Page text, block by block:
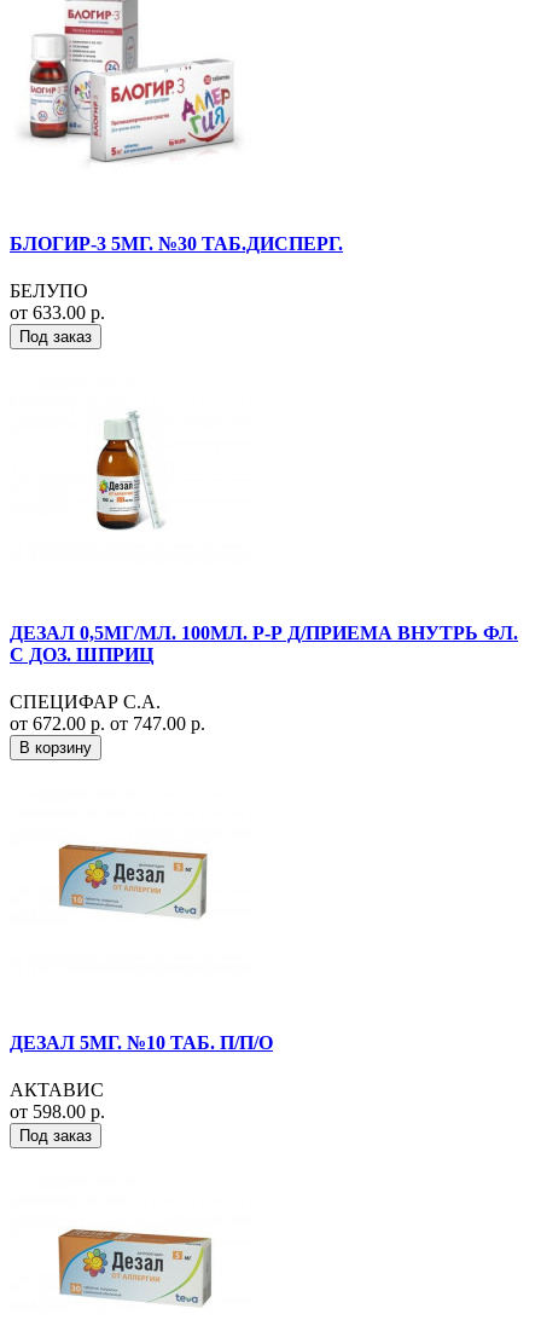
БЛОГИР-3 5МГ. №30 ТАБ.ДИСПЕРГ.
БЕЛУПО
от 633.00 р.
Под заказ
ДЕЗАЛ 0,5МГ/МЛ. 100МЛ. Р-Р Д/ПРИЕМА ВНУТРЬ ФЛ.
С ДОЗ. ШПРИЦ
СПЕЦИФАР С.А.
от 672.00 р. от 747.00 р.
В корзину
ДЕЗАЛ 5МГ. №10 ТАБ. П/П/О
АКТАВИС
от 598.00 р.
Под заказ